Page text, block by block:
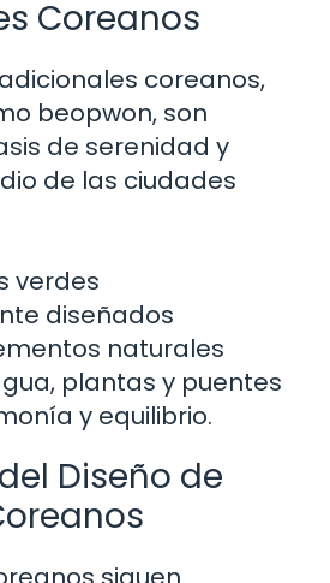
Coreanos
coreanos,
beopwon, son
de serenidad y
de las ciudades
verdes
diseñados
naturales
plantas y puentes
y equilibrio.
Diseño de